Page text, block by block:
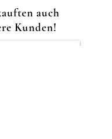
auch
Kunden!